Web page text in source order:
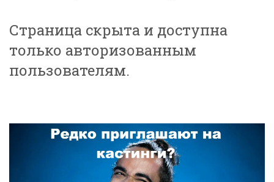
Страница скрыта и доступна
только авторизованным
пользователям.